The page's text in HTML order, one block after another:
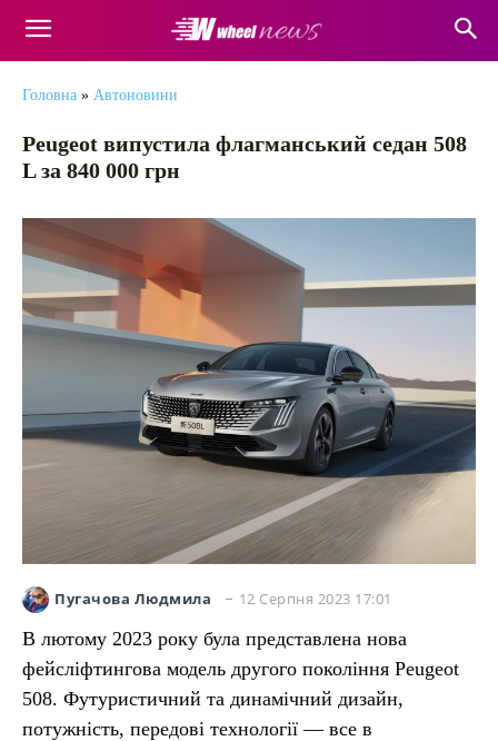
Головна » Автоновини
Peugeot випустила флагманський седан 508
L за 840 000 грн
Пугачова Людмила 12 Серпня 2023 17:01
В лютому 2023 року була представлена нова
фейсліфтингова модель другого покоління Peugeot
508. Футуристичний та динамічний дизайн,
потужність, передові технології — все в